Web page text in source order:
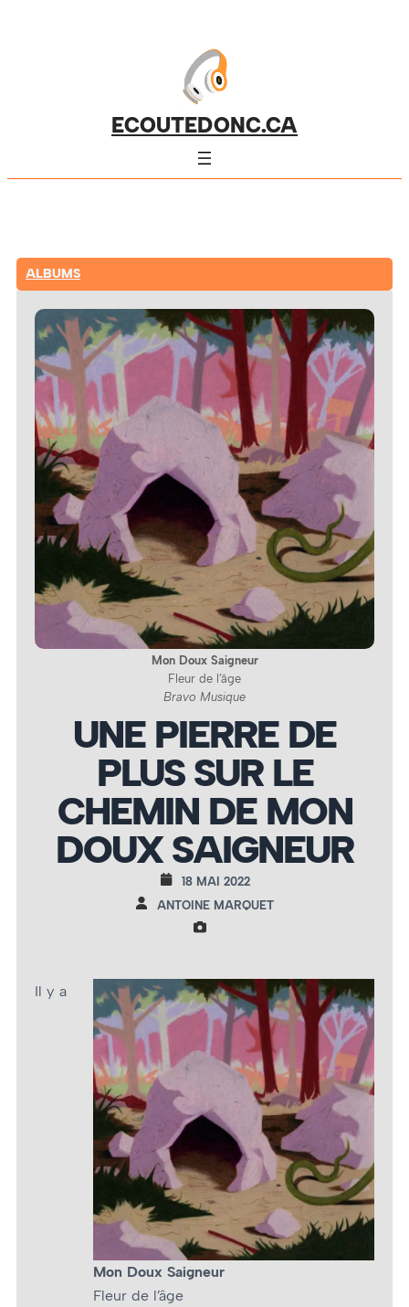
ECOUTEDONC.CA
ALBUMS
Mon Doux Saigneur
Fleur de l’âge
Bravo Musique
UNE PIERRE DE
PLUS SUR LE
CHEMIN DE MON
DOUX SAIGNEUR
18 MAI 2022
ANTOINE MARQUET
Mon Doux Saigneur
Fleur de l’âge
Il y a